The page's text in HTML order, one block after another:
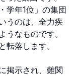
学年1位」の集団
うのは、全力疾
うなものです。
転落します。
掲示され、難関